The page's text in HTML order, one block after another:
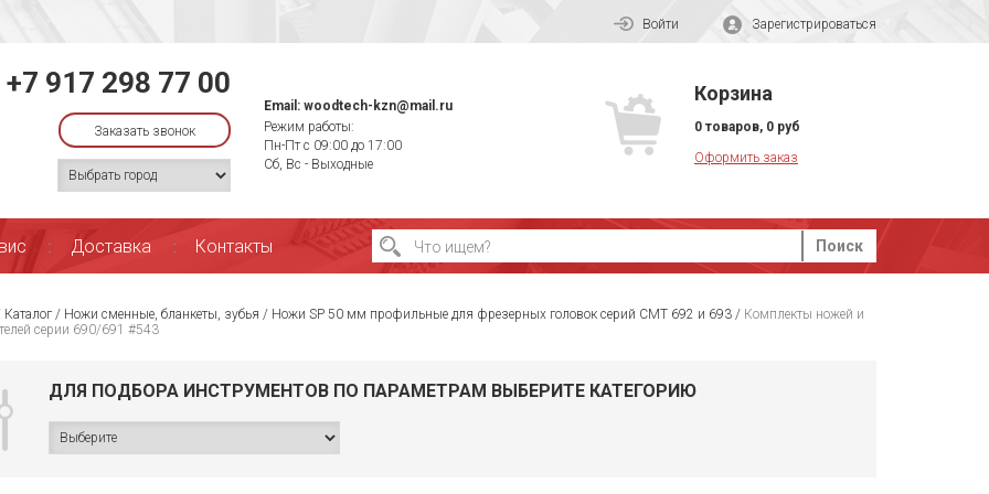
Войти Зарегистрироваться
+7 917 298 77 00
Заказать звонок
Email: woodtech-kzn@mail.ru
Режим работы:
Пн-Пт с 09:00 до 17:00
Сб, Вс - Выходные
Корзина
0 товаров, 0 руб
Оформить заказ
Доставка Контакты Поиск
Каталог / Ножи сменные, бланкеты, зубья / Ножи SP 50 мм профильные для фрезерных головок серий CMT 692 и 693 / Комплекты ножей и
серии 690/691 #543
ДЛЯ ПОДБОРА ИНСТРУМЕНТОВ ПО ПАРАМЕТРАМ ВЫБЕРИТЕ КАТЕГОРИЮ